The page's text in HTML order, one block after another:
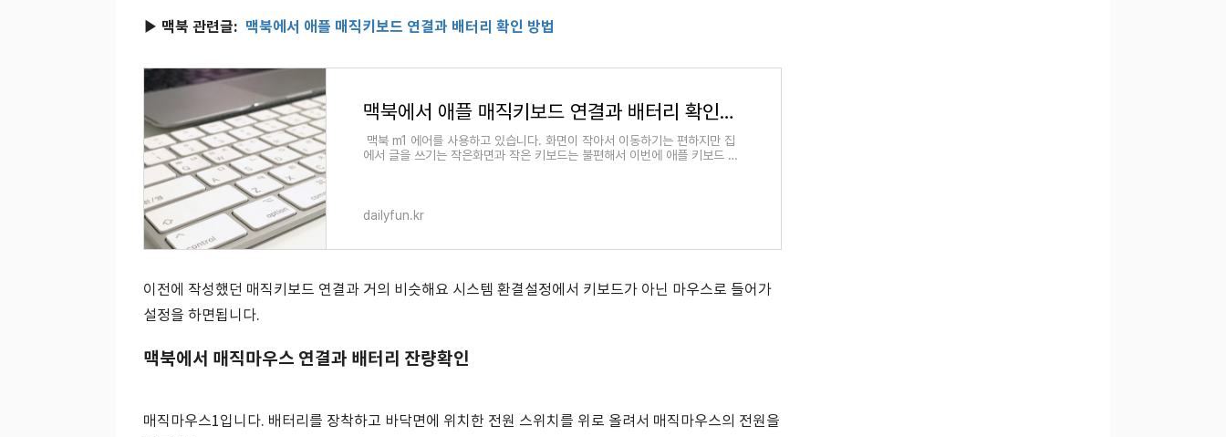
▶ 맥북 관련글: 맥북에서 애플 매직키보드 연결과 배터리 확인 방법
맥북에서 애플 매직키보드 연결과 배터리 확인 방법
맥북 m1 에어를 사용하고 있습니다. 화면이 작아서 이동하기는 편하지만 집
에서 글을 쓰기는 작은화면과 작은 키보드는 불편해서 이번에 애플 키보드 누
dailyfun.kr
이전에 작성했던 매직키보드 연결과 거의 비슷해요 시스템 환결설정에서 키보드가 아닌 마우스로 들어가
설정을 하면됩니다.
맥북에서 매직마우스 연결과 배터리 잔량확인
매직마우스1입니다. 배터리를 장착하고 바닥면에 위치한 전원 스위치를 위로 올려서 매직마우스의 전원을